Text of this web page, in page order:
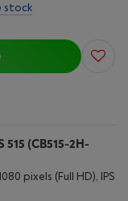
stock
515 (CB515-2H-
pixels (Full HD), IPS